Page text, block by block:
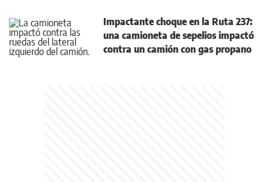
Impactante choque en la Ruta 237:
una camioneta de sepelios impactó
contra un camión con gas propano